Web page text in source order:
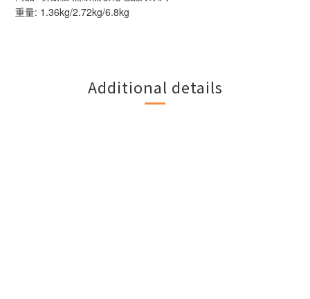
重量: 1.36kg/2.72kg/6.8kg
Additional details